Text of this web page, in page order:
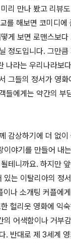
리 만나 봤고 리뷰
를 해보면 코미디에
게 보면 로맨스보
정도입니다. 그만
나라는 우리나라보
그들의 정서가 영
들에게는 약간의 부
감상하기에 더 없
이야기를 만들어 내
테니까요. 하지만
있는 이탈리아의 정
이나 소개팅 커플에
헐리웃 영화에 익
의 어색함이나 거부
. 반대로 제 3세계